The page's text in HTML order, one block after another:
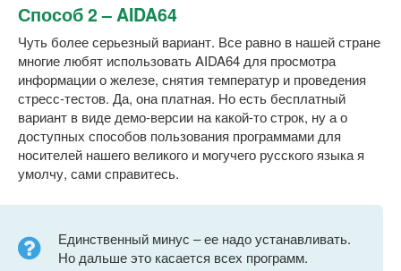
Способ 2 – AIDA64
Чуть более серьезный вариант. Все равно в нашей стране
многие любят использовать AIDA64 для просмотра
информации о железе, снятия температур и проведения
стресс-тестов. Да, она платная. Но есть бесплатный
вариант в виде демо-версии на какой-то строк, ну а о
доступных способов пользования программами для
носителей нашего великого и могучего русского языка я
умолчу, сами справитесь.
Единственный минус – ее надо устанавливать.
Но дальше это касается всех программ.